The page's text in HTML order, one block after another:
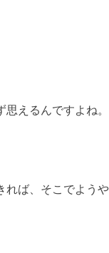
思えるんですよね。
ば、そこでよう